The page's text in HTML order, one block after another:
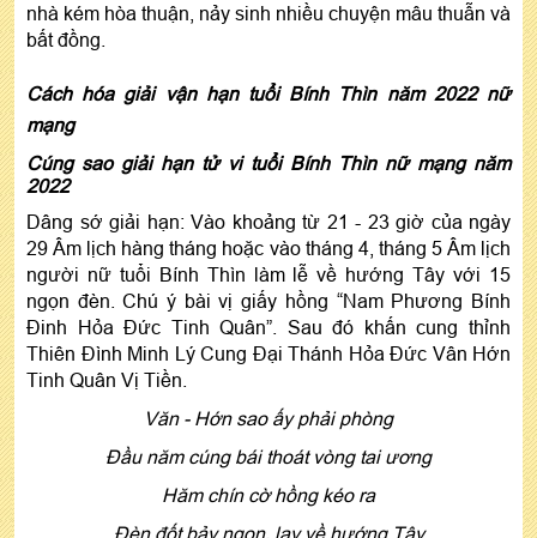
nhà kém hòa thuận, nảy sinh nhiều chuyện mâu thuẫn và
bất đồng.
Cách hóa giải vận hạn tuổi Bính Thìn năm 2022 nữ
mạng
Cúng sao giải hạn tử vi tuổi Bính Thìn nữ mạng năm
2022
Dâng sớ giải hạn: Vào khoảng từ 21 - 23 giờ của ngày
29 Âm lịch hàng tháng hoặc vào tháng 4, tháng 5 Âm lịch
người nữ tuổi Bính Thìn làm lễ về hướng Tây với 15
ngọn đèn. Chú ý bài vị giấy hồng “Nam Phương Bính
Đinh Hỏa Đức Tinh Quân”. Sau đó khấn cung thỉnh
Thiên Đình Minh Lý Cung Đại Thánh Hỏa Đức Vân Hớn
Tinh Quân Vị Tiền.
Văn - Hớn sao ấy phải phòng
Đầu năm cúng bái thoát vòng tai ương
Hăm chín cờ hồng kéo ra
Đèn đốt bảy ngọn, lạy về hướng Tây